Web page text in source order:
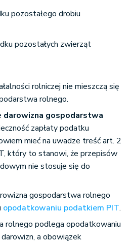
pozostałego drobiu
pozostałych zwierząt
rolniczej nie mieszczą się
rolnego.
darowizna gospodarstwa
zapłaty podatku
mieć na uwadze treść art. 2
który to stanowi, że przepisów
nie stosuje się do
gospodarstwa rolnego
opodatkowaniu podatkiem PIT.
rolnego podlega opodatkowaniu
a obowiązek